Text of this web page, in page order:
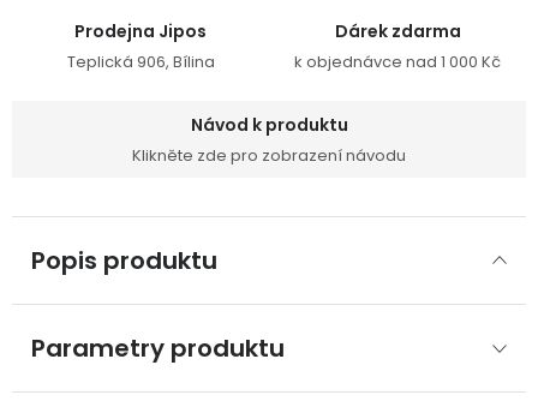
Prodejna Jipos
Teplická 906, Bílina
Dárek zdarma
k objednávce nad 1 000 Kč
Návod k produktu
Klikněte zde pro zobrazení návodu
Popis produktu
Parametry produktu